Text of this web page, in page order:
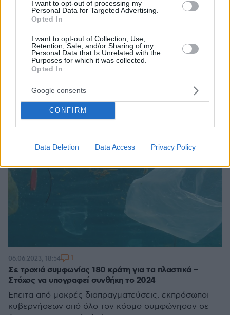
I want to opt-out of processing my
Personal Data for Targeted Advertising.
Opted In
I want to opt-out of Collection, Use,
Retention, Sale, and/or Sharing of my
Personal Data that Is Unrelated with the
Purposes for which it was collected.
Opted In
Google consents
CONFIRM
Data Deletion Data Access Privacy Policy
σε ισχύ
Σε τροχιά συμφωνίας 180 κράτη για τα πλαστικά –
Στόχος να υπογραφεί συνθήκη το 2024
Έπειτα από μακρές διαπραγματεύσεις, εκπρόσωποι
κυβερνήσεων από όλο τον κόσμο συμφώνησαν σε
06.06.2023, 18:54 1